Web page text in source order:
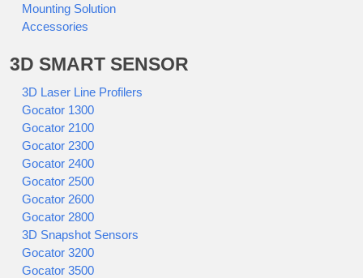
Mounting Solution
Accessories
3D SMART SENSOR
3D Laser Line Profilers
Gocator 1300
Gocator 2100
Gocator 2300
Gocator 2400
Gocator 2500
Gocator 2600
Gocator 2800
3D Snapshot Sensors
Gocator 3200
Gocator 3500